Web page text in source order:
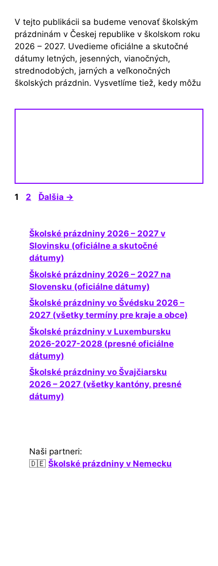
V tejto publikácii sa budeme venovať školským
prázdninám v Českej republike v školskom roku
2026 – 2027. Uvedieme oficiálne a skutočné
dátumy letných, jesenných, vianočných,
strednodobých, jarných a veľkonočných
školských prázdnin. Vysvetlíme tiež, kedy môžu
Stránka
1 Stránka
2 Ďalšia →
Školské prázdniny 2026 – 2027 v
Slovinsku (oficiálne a skutočné
dátumy)
Školské prázdniny 2026 – 2027 na
Slovensku (oficiálne dátumy)
Školské prázdniny vo Švédsku 2026 –
2027 (všetky termíny pre kraje a obce)
Školské prázdniny v Luxembursku
2026-2027-2028 (presné oficiálne
dátumy)
Školské prázdniny vo Švajčiarsku
2026 – 2027 (všetky kantóny, presné
dátumy)
Naši partneri:
🇩🇪 Školské prázdniny v Nemecku